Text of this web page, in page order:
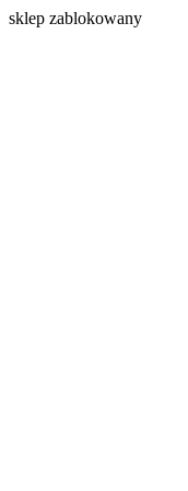
sklep zablokowany